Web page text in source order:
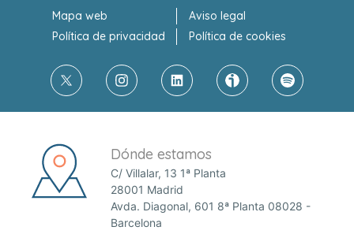
Mapa web
Aviso legal
Política de privacidad
Política de cookies
Dónde estamos
C/ Villalar, 13 1ª Planta
28001 Madrid
Avda. Diagonal, 601 8ª Planta 08028 -
Barcelona